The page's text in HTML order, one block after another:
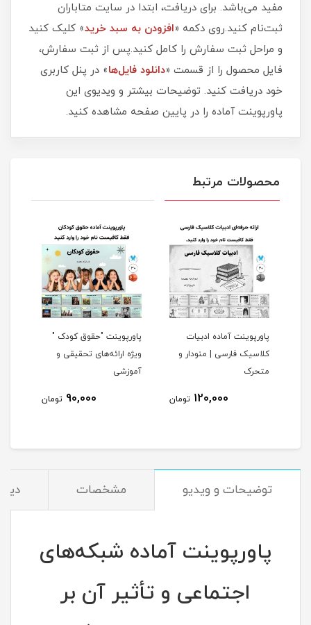
مفید می‌باشد. برای دریافت، ابتدا در سایت متاباران
ثبت‌نام کنید.روی دکمه «افزودن به سبد خرید» کلیک کنید
و مراحل ثبت سفارش را کامل کنید.پس از ثبت سفارش،
فایل محصول را از قسمت «دانلود فایل‌ها» در پنل کاربری
خود دریافت کنید. توضیحات بیشتر و ویدیوی این
پاورپوینت آماده را در پایین صفحه مشاهده کنید.
محصولات مرتبط
پاورپوینت آماده ادبیات
کلاسیک فارسی | منودار و
متحرک
120,000 تومان
پاورپوینت "حقوق کودک "
ویژه ارائه‌های تحقیقی و
آموزشی
90,000 تومان
توضیحات و ویدیو مشخصات
پاورپوینت آماده شبکه‌های
اجتماعی و تأثیر آن بر